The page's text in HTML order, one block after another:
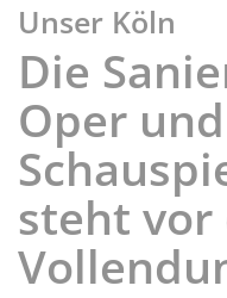
Unser Köln
Die
Oper und
steht vor